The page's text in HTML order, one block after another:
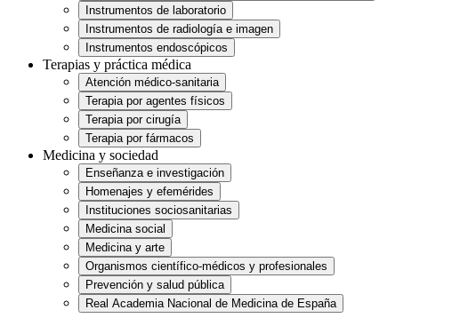
Instrumentos de laboratorio
Instrumentos de radiología e imagen
Instrumentos endoscópicos
Terapias y práctica médica
Atención médico-sanitaria
Terapia por agentes físicos
Terapia por cirugía
Terapia por fármacos
Medicina y sociedad
Enseñanza e investigación
Homenajes y efemérides
Instituciones sociosanitarias
Medicina social
Medicina y arte
Organismos científico-médicos y profesionales
Prevención y salud pública
Real Academia Nacional de Medicina de España